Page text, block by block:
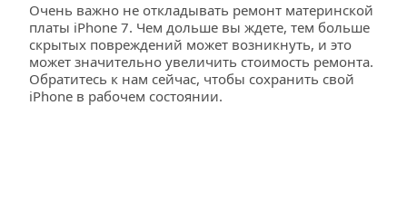
Очень важно не откладывать ремонт материнской
платы iPhone 7. Чем дольше вы ждете, тем больше
скрытых повреждений может возникнуть, и это
может значительно увеличить стоимость ремонта.
Обратитесь к нам сейчас, чтобы сохранить свой
iPhone в рабочем состоянии.